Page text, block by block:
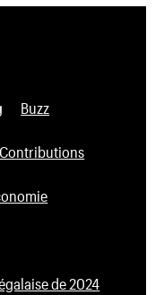
Buzz
Contributions
de 2024